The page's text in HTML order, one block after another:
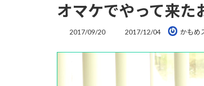
オマケでやって来た
2017/09/20
最
2017/12/04 かもめ